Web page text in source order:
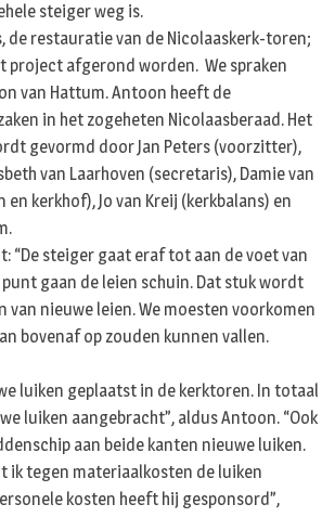
steiger weg is.
de restauratie van de Nicolaaskerk-toren;
project afgerond worden. We spraken
van Hattum. Antoon heeft de
in het zogeheten Nicolaasberaad. Het
gevormd door Jan Peters (voorzitter),
van Laarhoven (secretaris), Damie van
en kerkhof), Jo van Kreij (kerkbalans) en
“De steiger gaat eraf tot aan de voet van
gaan de leien schuin. Dat stuk wordt
van nieuwe leien. We moesten voorkomen
bovenaf op zouden kunnen vallen.
luiken geplaatst in de kerktoren. In totaal
luiken aangebracht”, aldus Antoon. “Ook
aan beide kanten nieuwe luiken.
ik tegen materiaalkosten de luiken
kosten heeft hij gesponsord”,